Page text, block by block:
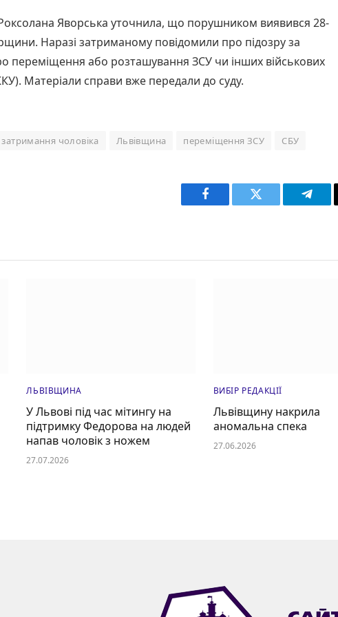
Яворська уточнила, що порушником виявився 28-
Наразі затриманому повідомили про підозру за
переміщення або розташування ЗСУ чи інших військових
Матеріали справи вже передали до суду.
затримання чоловіка Львівщина переміщення ЗСУ СБУ
Facebook Twitter
ЛЬВІВЩИНА
У Львові під час мітингу на
підтримку Федорова на людей
напав чоловік з ножем
27.07.2026
ВИБІР РЕДАКЦІЇ
Львівщину накрила
аномальна спека
27.06.2026